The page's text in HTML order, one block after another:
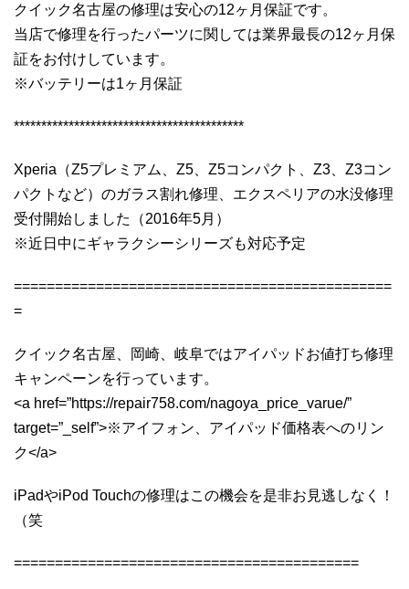
クイック名古屋の修理は安心の12ヶ月保証です。
当店で修理を行ったパーツに関しては業界最長の12ヶ月保
証をお付けしています。
※バッテリーは1ヶ月保証
******************************************
Xperia（Z5プレミアム、Z5、Z5コンパクト、Z3、Z3コン
パクトなど）のガラス割れ修理、エクスペリアの水没修理
受付開始しました（2016年5月）
※近日中にギャラクシーシリーズも対応予定
==============================================
=
クイック名古屋、岡崎、岐阜ではアイパッドお値打ち修理
キャンペーンを行っています。
<a href=”https://repair758.com/nagoya_price_varue/”
target=”_self”>※アイフォン、アイパッド価格表へのリン
ク</a>
iPadやiPod Touchの修理はこの機会を是非お見逃しなく！
（笑
==========================================